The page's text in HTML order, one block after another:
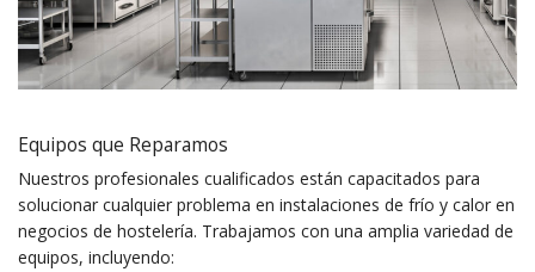
Equipos que Reparamos
Nuestros profesionales cualificados están capacitados para
solucionar cualquier problema en instalaciones de frío y calor en
negocios de hostelería. Trabajamos con una amplia variedad de
equipos, incluyendo: